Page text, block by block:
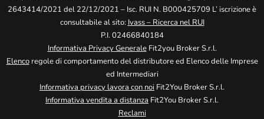
2643414/2021 del 22/12/2021 – Isc. RUI N. B000425709 L’ iscrizione è
consultabile al sito: Ivass – Ricerca nel RUI
P.I. 02466840184
Informativa Privacy GeneraleFit2you Broker S.r.l.
Elencoregole di comportamento del distributore ed Elenco delle Imprese
ed Intermediari
Informativa privacy lavora con noi Fit2You Broker S.r.l.
Informativa vendita a distanza Fit2You Broker S.r.l.
Reclami